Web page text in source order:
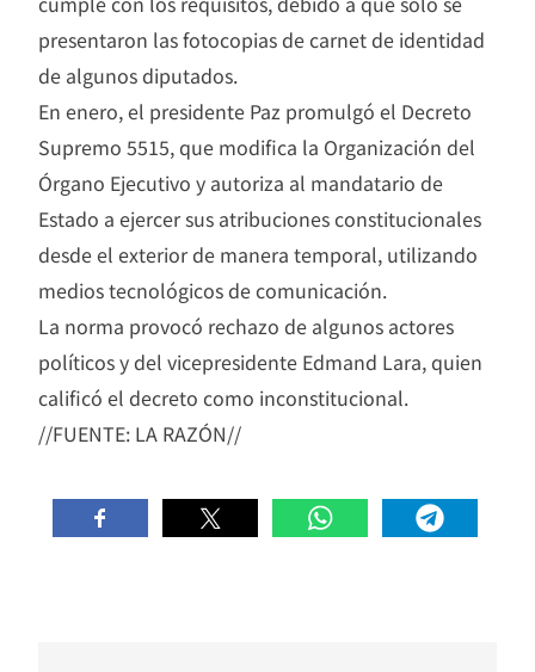
presentaron las fotocopias de carnet de identidad
de algunos diputados.
En enero, el presidente Paz promulgó el Decreto
Supremo 5515, que modifica la Organización del
Órgano Ejecutivo y autoriza al mandatario de
Estado a ejercer sus atribuciones constitucionales
desde el exterior de manera temporal, utilizando
medios tecnológicos de comunicación.
La norma provocó rechazo de algunos actores
políticos y del vicepresidente Edmand Lara, quien
calificó el decreto como inconstitucional.
//FUENTE: LA RAZÓN//